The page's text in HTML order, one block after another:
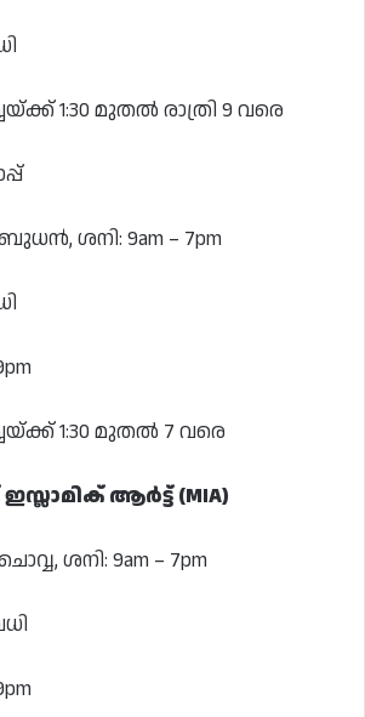
1:30 മുതൽ രാത്രി 9 വരെ
ശനി: 9am – 7pm
1:30 മുതൽ 7 വരെ
ആർട്ട് (MIA)
ശനി: 9am – 7pm